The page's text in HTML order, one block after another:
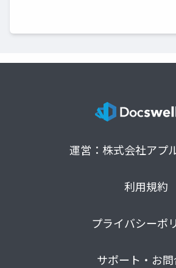
運営：株式会社アプ
利用規約
プライバシーポ
サポート・お